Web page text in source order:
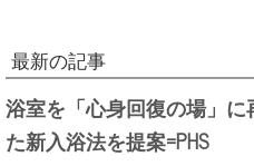
最新の記事
浴室を「心身回復の場」
た新入浴法を提案=PHS